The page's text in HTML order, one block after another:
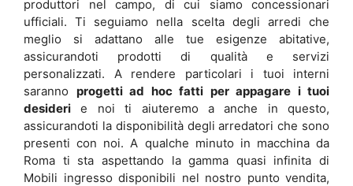
produttori nel campo, di cui siamo concessionari
ufficiali. Ti seguiamo nella scelta degli arredi che
meglio si adattano alle tue esigenze abitative,
assicurandoti prodotti di qualità e servizi
personalizzati. A rendere particolari i tuoi interni
saranno progetti ad hoc fatti per appagare i tuoi
desideri e noi ti aiuteremo a anche in questo,
assicurandoti la disponibilità degli arredatori che sono
presenti con noi. A qualche minuto in macchina da
Roma ti sta aspettando la gamma quasi infinita di
Mobili ingresso disponibili nel nostro punto vendita,